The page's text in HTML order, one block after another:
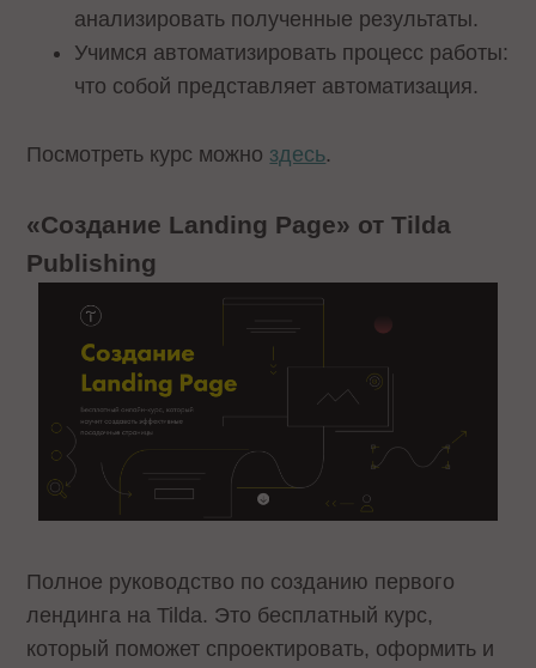
анализировать полученные результаты.
Учимся автоматизировать процесс работы:
что собой представляет автоматизация.
Посмотреть курс можно здесь.
«Создание Landing Page» от Tilda
Publishing
Полное руководство по созданию первого
лендинга на Tilda. Это бесплатный курс,
который поможет спроектировать, оформить и